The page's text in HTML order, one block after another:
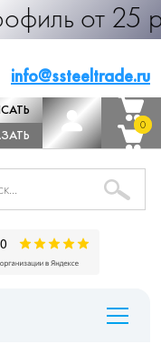
руб. за
info@ssteeltrade.ru
0
0